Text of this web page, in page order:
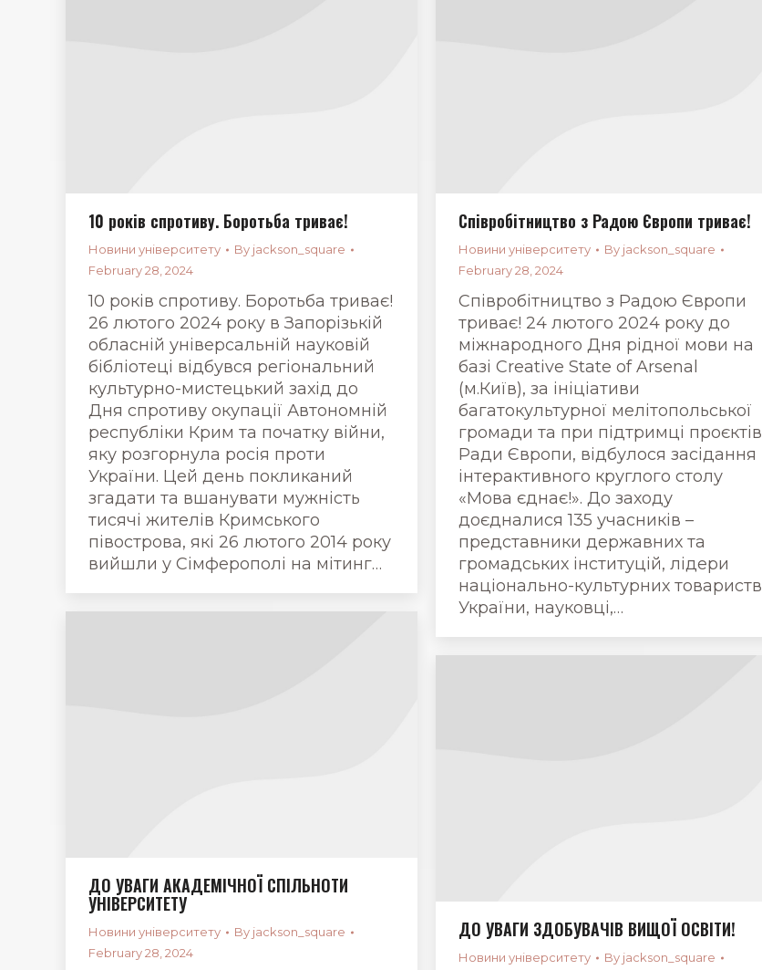
10 років спротиву. Боротьба триває!
Новини університету By jackson_square
February 28, 2024
10 років спротиву. Боротьба триває!
26 лютого 2024 року в Запорізькій
обласній універсальній науковій
бібліотеці відбувся регіональний
культурно-мистецький захід до
Дня спротиву окупації Автономній
республіки Крим та початку війни,
яку розгорнула росія проти
України. Цей день покликаний
згадати та вшанувати мужність
тисячі жителів Кримського
півострова, які 26 лютого 2014 року
вийшли у Сімферополі на мітинг…
Співробітництво з Радою Європи триває!
Новини університету By jackson_square
February 28, 2024
Співробітництво з Радою Європи
триває! 24 лютого 2024 року до
міжнародного Дня рідної мови на
базі Creative State of Arsenal
(м.Київ), за ініціативи
багатокультурної мелітопольської
громади та при підтримці проєктів
Ради Європи, відбулося засідання
інтерактивного круглого столу
«Мова єднає!». До заходу
доєдналися 135 учасників –
представники державних та
громадських інституцій, лідери
національно-культурних товариств
України, науковці,…
ДО УВАГИ АКАДЕМІЧНОЇ СПІЛЬНОТИ
УНІВЕРСИТЕТУ
Новини університету By jackson_square
February 28, 2024
ДО УВАГИ ЗДОБУВАЧІВ ВИЩОЇ ОСВІТИ!
Новини університету By jackson_square